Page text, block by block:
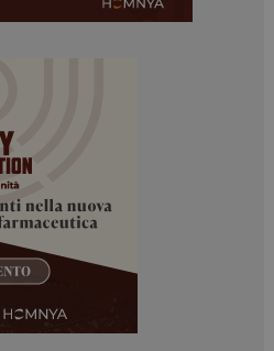
a rendere fruibile il
di base quali la
e l'accesso alle aree
web non è in grado di
senza questi cookie.
FORNITORE / DOMINIO
Google LLC
.dailyhealthindustry.it